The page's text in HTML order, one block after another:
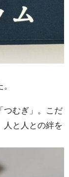
つむぎ」。こだ
人と人との絆を